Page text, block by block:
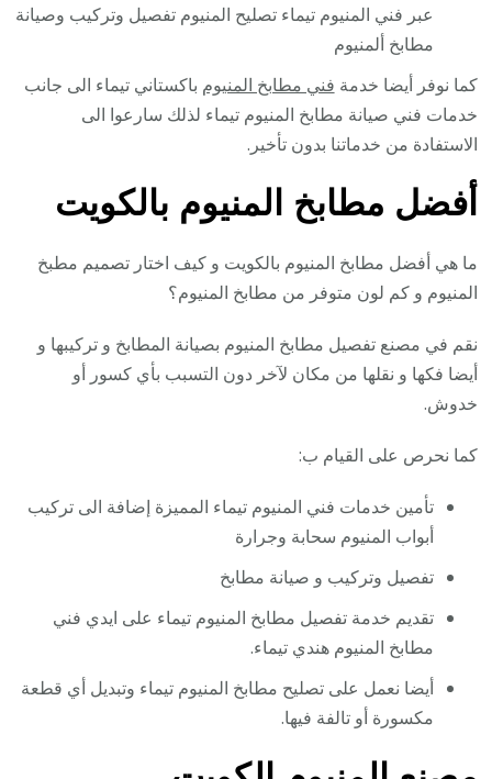
عبر فني المنيوم تيماء تصليح المنيوم تفصيل وتركيب وصيانة
مطابخ ألمنيوم
كما نوفر أيضا خدمة فني مطابخ المنيوم باكستاني تيماء الى جانب
خدمات فني صيانة مطابخ المنيوم تيماء لذلك سارعوا الى
الاستفادة من خدماتنا بدون تأخير.
أفضل مطابخ المنيوم بالكويت
ما هي أفضل مطابخ المنيوم بالكويت و كيف اختار تصميم مطبخ
المنيوم و كم لون متوفر من مطابخ المنيوم؟
نقم في مصنع تفصيل مطابخ المنيوم بصيانة المطابخ و تركيبها و
أيضا فكها و نقلها من مكان لآخر دون التسبب بأي كسور أو
خدوش.
كما نحرص على القيام ب:
تأمين خدمات فني المنيوم تيماء المميزة إضافة الى تركيب
أبواب المنيوم سحابة وجرارة
تفصيل وتركيب و صيانة مطابخ
تقديم خدمة تفصيل مطابخ المنيوم تيماء على ايدي فني
مطابخ المنيوم هندي تيماء.
أيضا نعمل على تصليح مطابخ المنيوم تيماء وتبديل أي قطعة
مكسورة أو تالفة فيها.